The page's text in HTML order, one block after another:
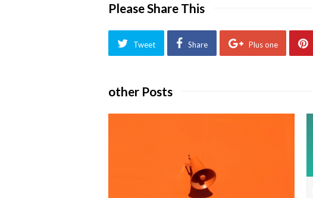
Please Share This
Tweet Share Plus one
other Posts